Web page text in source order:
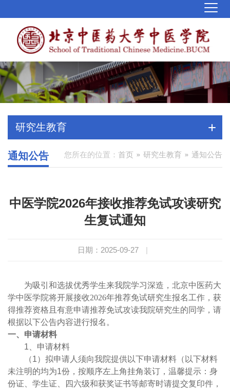
研究生教育
您所在的位置： 首页 研究生教育 通知公告
通知公告
中医学院2026年接收推荐免试攻读研究
生复试通知
日期：2025-09-27 |
为吸引和选拔优秀学生来我院学习深造，北京中医药大
学中医学院将开展接收2026年推荐免试研究生报名工作，获
得推荐资格且有意申请推荐免试攻读我院研究生的同学，请
根据以下公告内容进行报名。
一、申请材料
1 、申请材料
（1）拟申请人须向我院提供以下申请材料（以下材料
未注明的均为1份，按顺序左上角挂角装订，温馨提示：身
份证、学生证、四六级和获奖证书等邮寄时请提交复印件，